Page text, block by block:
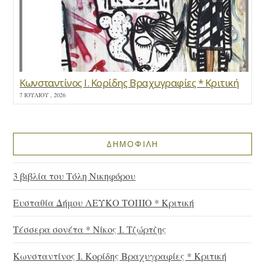
Κωνσταντίνος Ι. Κορίδης Βραχυγραφίες * Κριτική
7 ΙΟΥΛΊΟΥ , 2026
ΔΗΜΟΦΙΛΗ
3 βιβλία του Τόλη Νικηφόρου
Ευσταθία Δήμου ΛΕΥΚΟ ΤΟΠΙΟ * Κριτική
Τέσσερα σονέτα * Νίκος Ι. Τζώρτζης
Κωνσταντίνος Ι. Κορίδης Βραχυγραφίες * Κριτική